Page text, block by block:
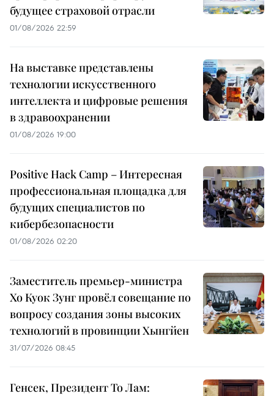
будущее страховой отрасли
01/08/2026 22:59
На выставке представлены
технологии искусственного
интеллекта и цифровые решения
в здравоохранении
01/08/2026 19:00
Positive Hack Camp – Интересная
профессиональная площадка для
будущих специалистов по
кибербезопасности
01/08/2026 02:20
Заместитель премьер-министра
Хо Куок Зунг провёл совещание по
вопросу создания зоны высоких
технологий в провинции Хынгйен
31/07/2026 08:45
Генсек, Президент То Лам: